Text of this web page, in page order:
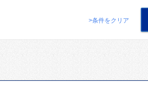
>条件をクリア